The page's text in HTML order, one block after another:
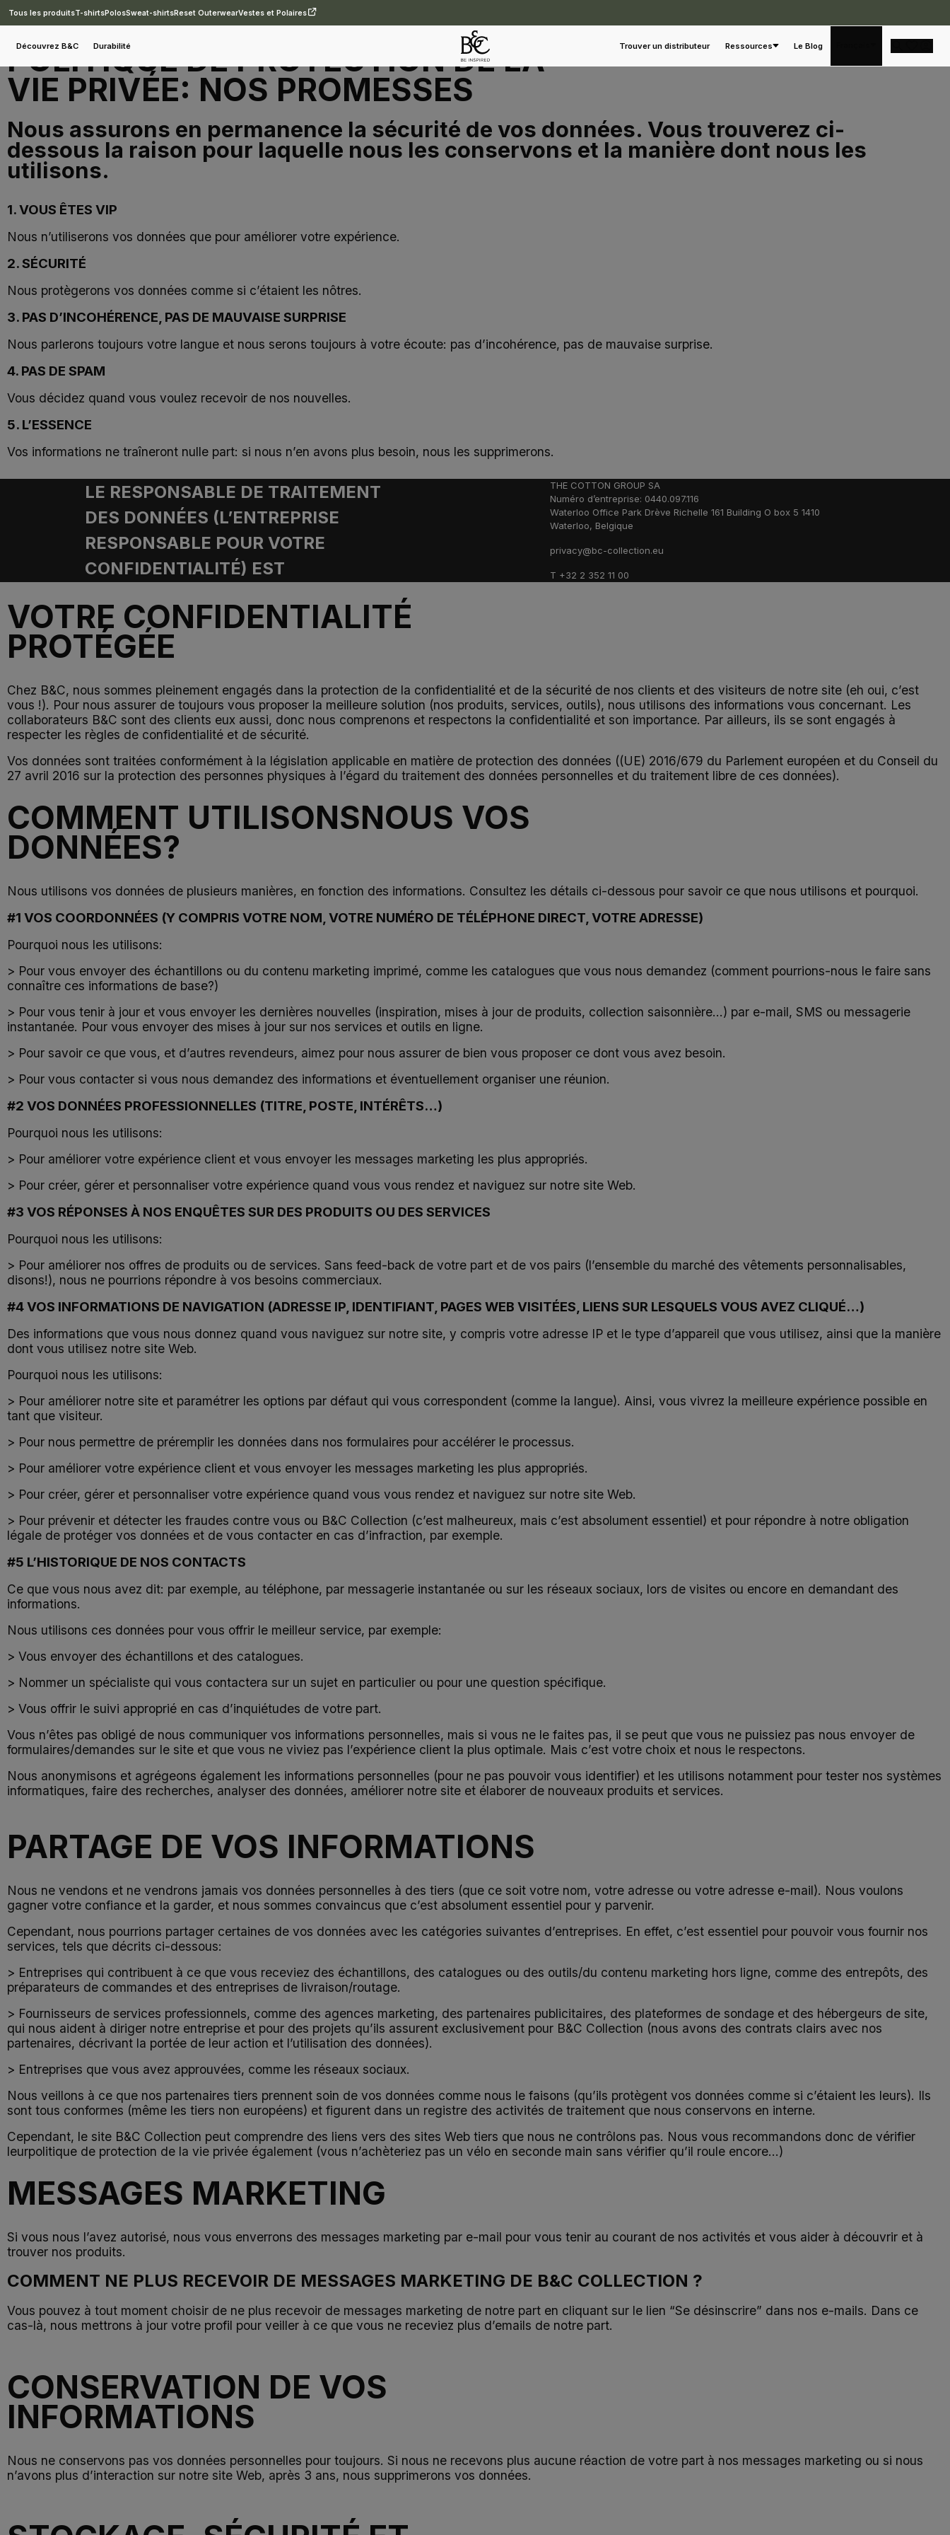
Tous les produitsT-shirtsPolosSweat-shirtsReset OuterwearVestes et Polaires
Découvrez B&C Durabilité Trouver un distributeur Ressources Le Blog
POLITIQUE DE PROTECTION DE LA
VIE PRIVÉE: NOS PROMESSES
Nous assurons en permanence la sécurité de vos données. Vous trouverez ci-
dessous la raison pour laquelle nous les conservons et la manière dont nous les
utilisons.
1. VOUS ÊTES VIP
Nous n’utiliserons vos données que pour améliorer votre expérience.
2. SÉCURITÉ
Nous protègerons vos données comme si c’étaient les nôtres.
3. PAS D’INCOHÉRENCE, PAS DE MAUVAISE SURPRISE
Nous parlerons toujours votre langue et nous serons toujours à votre écoute: pas d’incohérence, pas de mauvaise surprise.
4. PAS DE SPAM
Vous décidez quand vous voulez recevoir de nos nouvelles.
5. L’ESSENCE
Vos informations ne traîneront nulle part: si nous n’en avons plus besoin, nous les supprimerons.
LE RESPONSABLE DE TRAITEMENT
DES DONNÉES (L’ENTREPRISE
RESPONSABLE POUR VOTRE
CONFIDENTIALITÉ) EST
THE COTTON GROUP SA
Numéro d’entreprise: 0440.097.116
Waterloo Office Park Drève Richelle 161 Building O box 5 1410
Waterloo, Belgique
privacy@bc-collection.eu
T +32 2 352 11 00
VOTRE CONFIDENTIALITÉ
PROTÉGÉE
Chez B&C, nous sommes pleinement engagés dans la protection de la confidentialité et de la sécurité de nos clients et des visiteurs de notre site (eh oui, c’est
vous !). Pour nous assurer de toujours vous proposer la meilleure solution (nos produits, services, outils), nous utilisons des informations vous concernant. Les
collaborateurs B&C sont des clients eux aussi, donc nous comprenons et respectons la confidentialité et son importance. Par ailleurs, ils se sont engagés à
respecter les règles de confidentialité et de sécurité.
Vos données sont traitées conformément à la législation applicable en matière de protection des données ((UE) 2016/679 du Parlement européen et du Conseil du
27 avril 2016 sur la protection des personnes physiques à l’égard du traitement des données personnelles et du traitement libre de ces données).
COMMENT UTILISONSNOUS VOS
DONNÉES?
Nous utilisons vos données de plusieurs manières, en fonction des informations. Consultez les détails ci-dessous pour savoir ce que nous utilisons et pourquoi.
#1 VOS COORDONNÉES (Y COMPRIS VOTRE NOM, VOTRE NUMÉRO DE TÉLÉPHONE DIRECT, VOTRE ADRESSE)
Pourquoi nous les utilisons:
> Pour vous envoyer des échantillons ou du contenu marketing imprimé, comme les catalogues que vous nous demandez (comment pourrions-nous le faire sans
connaître ces informations de base?)
> Pour vous tenir à jour et vous envoyer les dernières nouvelles (inspiration, mises à jour de produits, collection saisonnière...) par e-mail, SMS ou messagerie
instantanée. Pour vous envoyer des mises à jour sur nos services et outils en ligne.
> Pour savoir ce que vous, et d’autres revendeurs, aimez pour nous assurer de bien vous proposer ce dont vous avez besoin.
> Pour vous contacter si vous nous demandez des informations et éventuellement organiser une réunion.
#2 VOS DONNÉES PROFESSIONNELLES (TITRE, POSTE, INTÉRÊTS…)
Pourquoi nous les utilisons:
> Pour améliorer votre expérience client et vous envoyer les messages marketing les plus appropriés.
> Pour créer, gérer et personnaliser votre expérience quand vous vous rendez et naviguez sur notre site Web.
#3 VOS RÉPONSES À NOS ENQUÊTES SUR DES PRODUITS OU DES SERVICES
Pourquoi nous les utilisons:
> Pour améliorer nos offres de produits ou de services. Sans feed-back de votre part et de vos pairs (l’ensemble du marché des vêtements personnalisables,
disons!), nous ne pourrions répondre à vos besoins commerciaux.
#4 VOS INFORMATIONS DE NAVIGATION (ADRESSE IP, IDENTIFIANT, PAGES WEB VISITÉES, LIENS SUR LESQUELS VOUS AVEZ CLIQUÉ…)
Des informations que vous nous donnez quand vous naviguez sur notre site, y compris votre adresse IP et le type d’appareil que vous utilisez, ainsi que la manière
dont vous utilisez notre site Web.
Pourquoi nous les utilisons:
> Pour améliorer notre site et paramétrer les options par défaut qui vous correspondent (comme la langue). Ainsi, vous vivrez la meilleure expérience possible en
tant que visiteur.
> Pour nous permettre de préremplir les données dans nos formulaires pour accélérer le processus.
> Pour améliorer votre expérience client et vous envoyer les messages marketing les plus appropriés.
> Pour créer, gérer et personnaliser votre expérience quand vous vous rendez et naviguez sur notre site Web.
> Pour prévenir et détecter les fraudes contre vous ou B&C Collection (c’est malheureux, mais c’est absolument essentiel) et pour répondre à notre obligation
légale de protéger vos données et de vous contacter en cas d’infraction, par exemple.
#5 L’HISTORIQUE DE NOS CONTACTS
Ce que vous nous avez dit: par exemple, au téléphone, par messagerie instantanée ou sur les réseaux sociaux, lors de visites ou encore en demandant des
informations.
Nous utilisons ces données pour vous offrir le meilleur service, par exemple:
> Vous envoyer des échantillons et des catalogues.
> Nommer un spécialiste qui vous contactera sur un sujet en particulier ou pour une question spécifique.
> Vous offrir le suivi approprié en cas d’inquiétudes de votre part.
Vous n’êtes pas obligé de nous communiquer vos informations personnelles, mais si vous ne le faites pas, il se peut que vous ne puissiez pas nous envoyer de
formulaires/demandes sur le site et que vous ne viviez pas l’expérience client la plus optimale. Mais c’est votre choix et nous le respectons.
Nous anonymisons et agrégeons également les informations personnelles (pour ne pas pouvoir vous identifier) et les utilisons notamment pour tester nos systèmes
informatiques, faire des recherches, analyser des données, améliorer notre site et élaborer de nouveaux produits et services.
PARTAGE DE VOS INFORMATIONS
Nous ne vendons et ne vendrons jamais vos données personnelles à des tiers (que ce soit votre nom, votre adresse ou votre adresse e-mail). Nous voulons
gagner votre confiance et la garder, et nous sommes convaincus que c’est absolument essentiel pour y parvenir.
Cependant, nous pourrions partager certaines de vos données avec les catégories suivantes d’entreprises. En effet, c’est essentiel pour pouvoir vous fournir nos
services, tels que décrits ci-dessous:
> Entreprises qui contribuent à ce que vous receviez des échantillons, des catalogues ou des outils/du contenu marketing hors ligne, comme des entrepôts, des
préparateurs de commandes et des entreprises de livraison/routage.
> Fournisseurs de services professionnels, comme des agences marketing, des partenaires publicitaires, des plateformes de sondage et des hébergeurs de site,
qui nous aident à diriger notre entreprise et pour des projets qu’ils assurent exclusivement pour B&C Collection (nous avons des contrats clairs avec nos
partenaires, décrivant la portée de leur action et l’utilisation des données).
> Entreprises que vous avez approuvées, comme les réseaux sociaux.
Nous veillons à ce que nos partenaires tiers prennent soin de vos données comme nous le faisons (qu’ils protègent vos données comme si c’étaient les leurs). Ils
sont tous conformes (même les tiers non européens) et figurent dans un registre des activités de traitement que nous conservons en interne.
Cependant, le site B&C Collection peut comprendre des liens vers des sites Web tiers que nous ne contrôlons pas. Nous vous recommandons donc de vérifier
leurpolitique de protection de la vie privée également (vous n’achèteriez pas un vélo en seconde main sans vérifier qu’il roule encore...)
MESSAGES MARKETING
Si vous nous l’avez autorisé, nous vous enverrons des messages marketing par e-mail pour vous tenir au courant de nos activités et vous aider à découvrir et à
trouver nos produits.
COMMENT NE PLUS RECEVOIR DE MESSAGES MARKETING DE B&C COLLECTION ?
Vous pouvez à tout moment choisir de ne plus recevoir de messages marketing de notre part en cliquant sur le lien “Se désinscrire” dans nos e-mails. Dans ce
cas-là, nous mettrons à jour votre profil pour veiller à ce que vous ne receviez plus d’emails de notre part.
CONSERVATION DE VOS
INFORMATIONS
Nous ne conservons pas vos données personnelles pour toujours. Si nous ne recevons plus aucune réaction de votre part à nos messages marketing ou si nous
n’avons plus d’interaction sur notre site Web, après 3 ans, nous supprimerons vos données.